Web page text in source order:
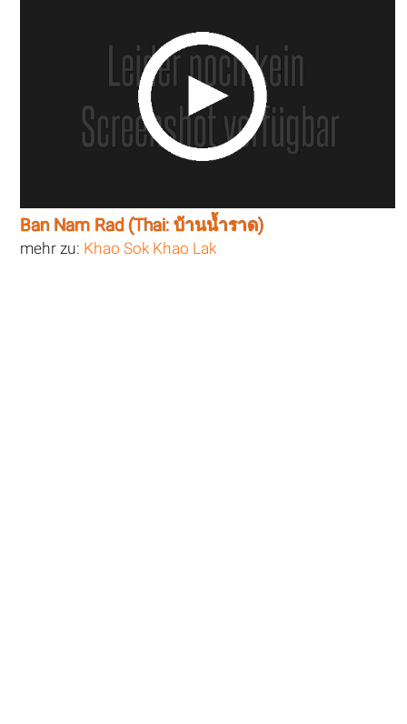
Ban Nam Rad (Thai: บ้านน้ำราด)
mehr zu: Khao Sok Khao Lak